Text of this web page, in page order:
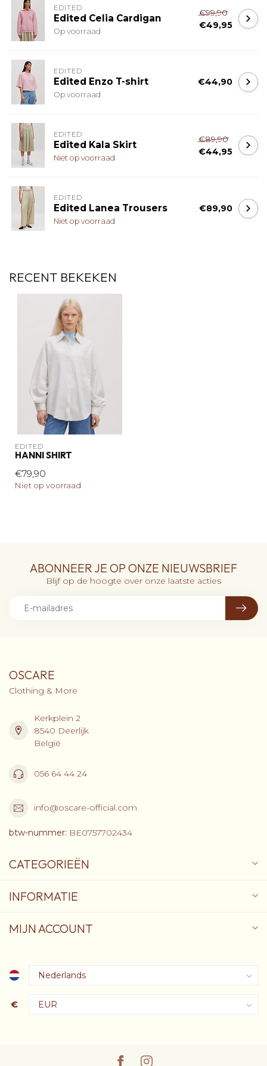
EDITED
Edited Celia Cardigan
Op voorraad
€99,90
€49,95
EDITED
Edited Enzo T-shirt
Op voorraad
€44,90
EDITED
Edited Kala Skirt
Niet op voorraad
€89,90
€44,95
EDITED
Edited Lanea Trousers
Niet op voorraad
€89,90
RECENT BEKEKEN
EDITED
HANNI SHIRT
€79,90
Niet op voorraad
ABONNEER JE OP ONZE NIEUWSBRIEF
Blijf op de hoogte over onze laatste acties
OSCARE
Clothing & More
Kerkplein 2
8540 Deerlijk
België
056 64 44 24
info@oscare-official.com
btw-nummer: BE0757702434
CATEGORIEËN
INFORMATIE
MIJN ACCOUNT
€